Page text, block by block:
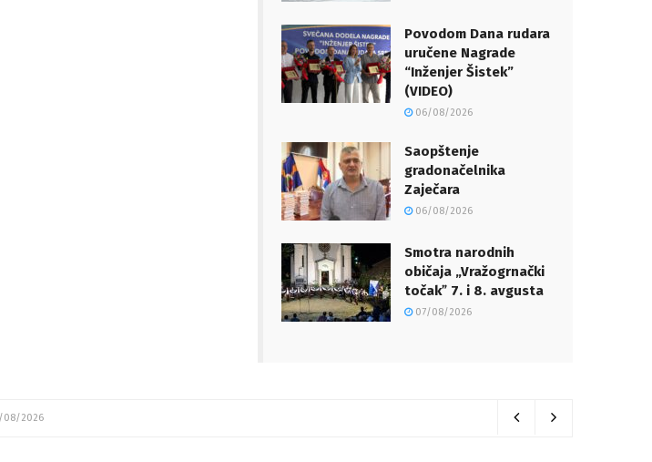
Povodom Dana rudara
uručene Nagrade
“Inženjer Šistek”
(VIDEO)
06/08/2026
Saopštenje
gradonačelnika
Zaječara
06/08/2026
Smotra narodnih
običaja „Vražogrnački
točakˮ 7. i 8. avgusta
07/08/2026
08/2026